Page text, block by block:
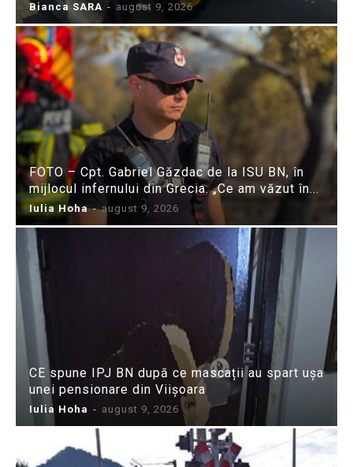
Bianca SARA - august 9, 2026
FOTO – Cpt. Gabriel Găzdac de la ISU BN, în
mijlocul infernului din Grecia: „Ce am văzut în...
Iulia Hoha - august 9, 2026
CE spune IPJ BN după ce mascații au spart ușa
unei pensionare din Viișoara
Iulia Hoha - august 9, 2026